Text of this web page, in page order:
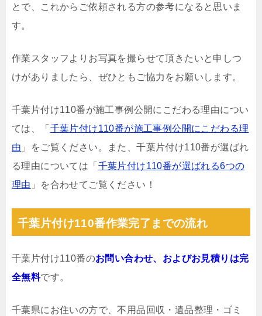
とで、これからご依頼される方の参考になると思いま
す。
作業スタッフよりお写真を撮らせて頂きたいと申しつ
けがありましたら、ぜひともご協力をお願いします。
千葉片付け110番が施工事例公開にこだわる理由につい
ては、「 千葉片付け110番が施工事例公開にこだわる理
由 」をご覧ください。また、千葉片付け110番が選ばれ
る理由については「 千葉片付け110番が選ばれる6つの
理由 」を合わせてご覧ください！
千葉片付け110番作業完了までの流れ
千葉片付け110番のお問い合わせ、およびお見積りは完
全無料です。
千葉県にお住いの方で、不用品回収・遺品整理・ゴミ